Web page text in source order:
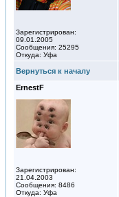
Зарегистрирован:
09.01.2005
Сообщения: 25295
Откуда: Уфа
Вернуться к началу
ErnestF
Зарегистрирован:
21.04.2003
Сообщения: 8486
Откуда: Уфа